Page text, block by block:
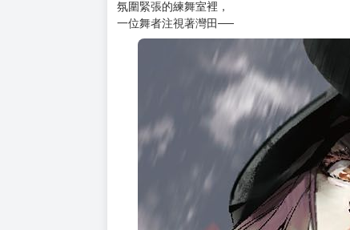
───｜故事簡介｜───
花木接受了壁谷的提議，
決定參加BREAKIN' Battle。
眼下距離舞蹈大賽僅剩三個星期，
正當周圍的B-BOY都反對他們魯莽舉動之時，
為了試探花木的覺悟，壁谷提出了三個課題。
同時間，灣田也決定參加亞瑟主導的作品。
實力派舞者齊聚，
氛圍緊張的練舞室裡，
一位舞者注視著灣田──